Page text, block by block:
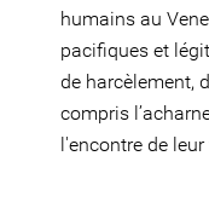
humains au
pacifiques et
de harcèlement,
compris
l'encontre de